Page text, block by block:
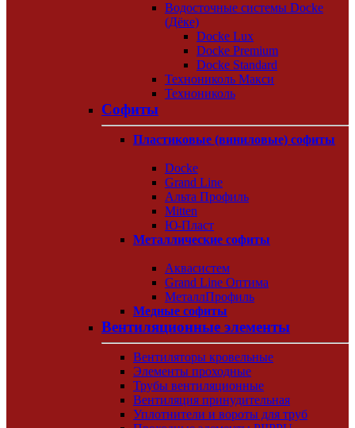
Водосточные системы Docke
(Дёке)
Docke Lux
Docke Premium
Docke Standard
Технониколь Макси
Технониколь
Софиты
Пластиковые (виниловые) софиты
Docke
Grand Line
Альта Профиль
Mitten
Ю-Пласт
Металлические софиты
Аквасистем
Grand Line Оптима
МеталлПрофиль
Медные софиты
Вентиляционные элементы
Вентиляторы кровельные
Элементы проходные
Трубы вентиляционные
Вентиляция принудительная
Уплотнители и вороты для труб